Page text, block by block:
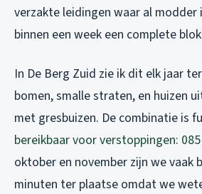
verzakte leidingen waar al modder
binnen een week een complete
In De Berg Zuid zie ik dit elk jaar
bomen, smalle straten, en huizen
met gresbuizen. De combinatie is
bereikbaar voor verstoppingen:
oktober en november zijn we vaak
minuten ter plaatse omdat we